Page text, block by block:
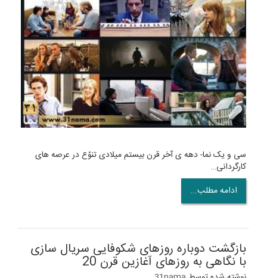
سی و یک نما- دهه ی آخر قرن بیستم میلادی تنوّع در عرصه های
کارگردانی…
ادامه مطلب...
بازگشت دوباره روزهای شکوفایی سریال سازی
با نگاهی به روزهای آغازین قرن 20